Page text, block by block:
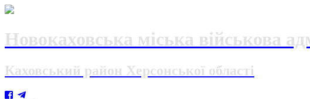
Новокаховська міська військова
Каховський район Херсонської області